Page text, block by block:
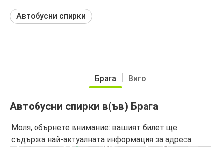
Автобусни спирки
Брага Виго
Автобусни спирки в(ъв) Брага
Моля, обърнете внимание: вашият билет ще
съдържа най-актуалната информация за адреса.